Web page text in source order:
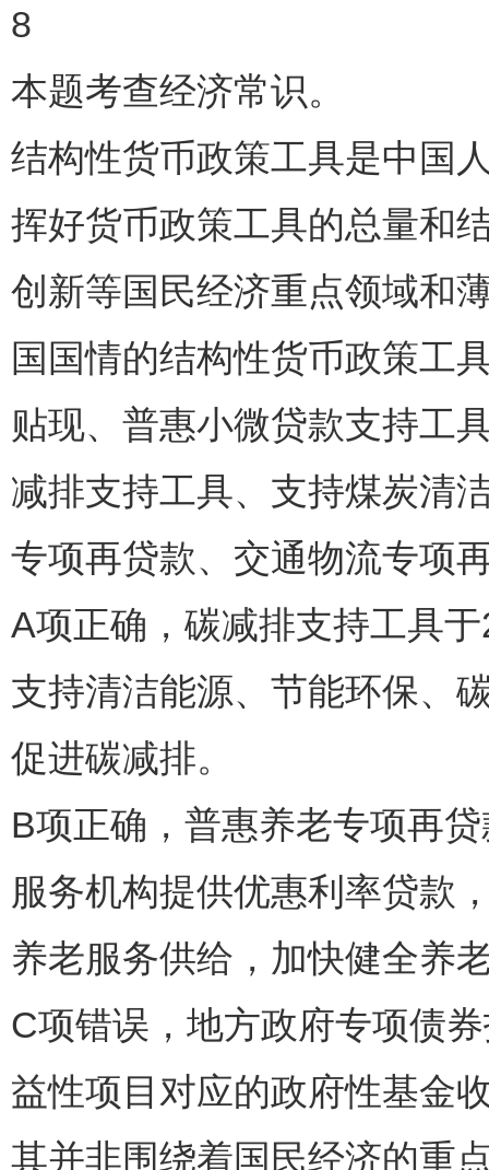
8
本题考查经济常识。
结构性货币政策工具是中国
挥好货币政策工具的总量和
创新等国民经济重点领域和
国国情的结构性货币政策工
贴现、普惠小微贷款支持工
减排支持工具、支持煤炭清
专项再贷款、交通物流专项
A项正确，碳减排支持工具
支持清洁能源、节能环保、
促进碳减排。
B项正确，普惠养老专项再
服务机构提供优惠利率贷款
养老服务供给，加快健全养
C项错误，地方政府专项债
益性项目对应的政府性基金
其并非围绕着国民经济的重